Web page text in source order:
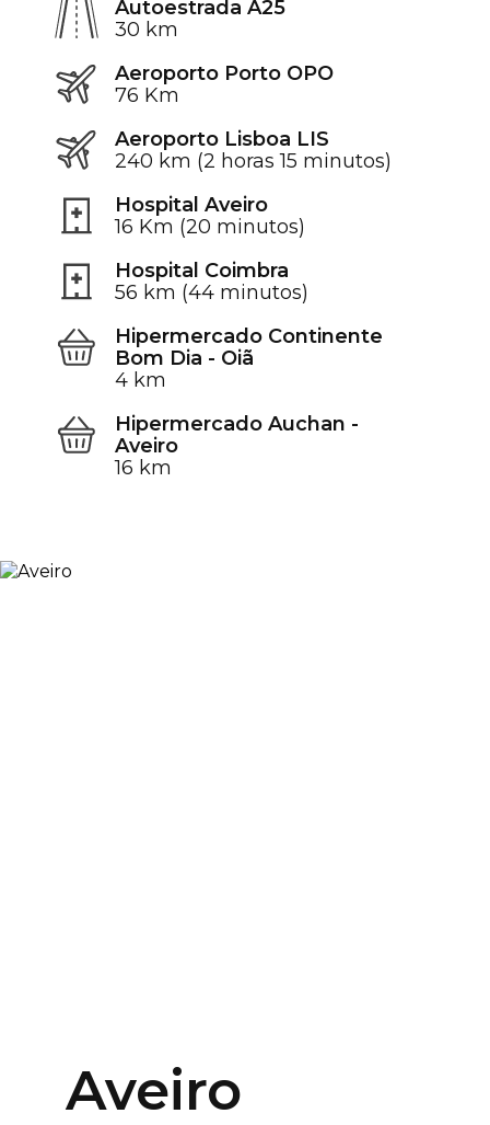
Autoestrada A25
30 km
Aeroporto Porto OPO
76 Km
Aeroporto Lisboa LIS
240 km (2 horas 15 minutos)
Hospital Aveiro
16 Km (20 minutos)
Hospital Coimbra
56 km (44 minutos)
Hipermercado Continente
Bom Dia - Oiã
4 km
Hipermercado Auchan -
Aveiro
16 km
Aveiro